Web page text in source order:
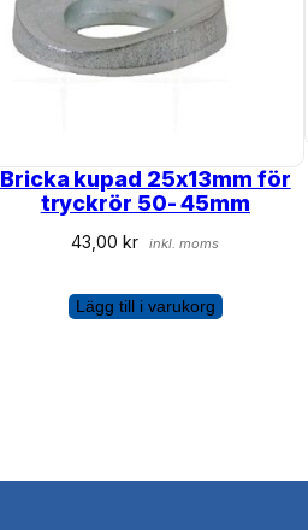
Bricka kupad 25x13mm för
tryckrör 50- 45mm
43,00kr inkl. moms
Lägg till i varukorg